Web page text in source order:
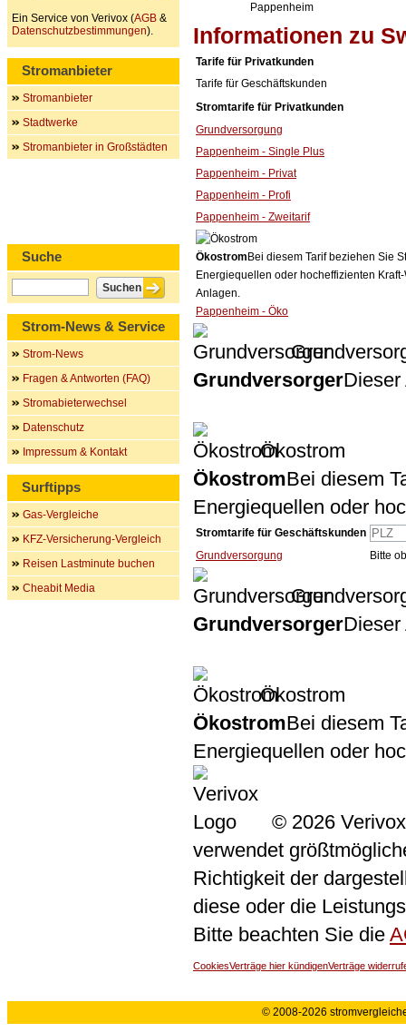
Pappenheim
Informationen zu
Tarife für Privatkunden
Tarife für Geschäftskunden
Stromtarife für Privatkunden
Grundversorgung
Pappenheim - Single Plus
Pappenheim - Privat
Pappenheim - Profi
Pappenheim - Zweitarif
Ökostrom Bei diesem Tarif beziehen Sie
Energiequellen oder hocheffizienten
Anlagen.
Pappenheim - Öko
GrundversorgerDieser
Ökostrom
ÖkostromBei diesem
Energiequellen oder
Stromtarife für Geschäftskunden
Grundversorgung
Bitte
GrundversorgerDieser
Ökostrom
ÖkostromBei diesem
Energiequellen oder
© 2026
verwendet
Richtigkeit der
diese oder die
Bitte beachten Sie die
CookiesVerträge hier kündigenVerträge
Ein Service von Verivox (AGB &
Datenschutzbestimmungen).
Stromanbieter
Stromanbieter
Stadtwerke
Stromanbieter in Großstädten
Suche
Strom-News & Service
Strom-News
Fragen & Antworten (FAQ)
Stromabieterwechsel
Datenschutz
Impressum & Kontakt
Surftipps
Gas-Vergleiche
KFZ-Versicherung-Vergleich
Reisen Lastminute buchen
Cheabit Media
© 2008-2026